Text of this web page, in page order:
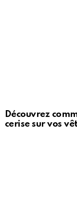
Découvrez
cerise sur vos